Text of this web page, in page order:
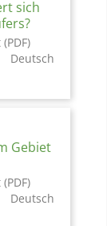
sich
Deutsch
Gebiet
Deutsch